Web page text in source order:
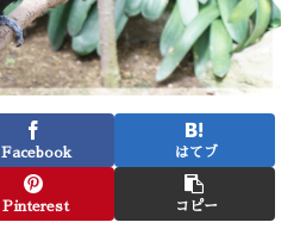
Facebook はてブ
Pinterest コピー